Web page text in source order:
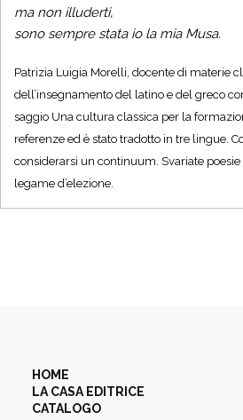
ma non illuderti,
sono sempre stata io la mia Musa.
Patrizia Luigia Morelli, docente di materie
dell’insegnamento del latino e del greco
saggio Una cultura classica per la
referenze ed è stato tradotto in tre lingue.
considerarsi un continuum. Svariate poesie
legame d’elezione.
HOME
LA CASA EDITRICE
CATALOGO